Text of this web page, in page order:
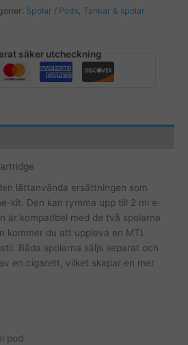
Spolar / Pods Tankar & spolar
säker utcheckning
lättanvända ersättningen som
kit. Den kan rymma upp till 2 ml e-
är kompatibel med de två spolarna
kommer du att uppleva en MTL
Båda spolarna säljs separat och
en cigarett, vilket skapar en mer
pod